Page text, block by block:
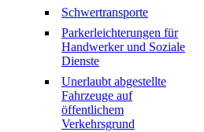
Schwertransporte
Parkerleichterungen für
Handwerker und Soziale
Dienste
Unerlaubt abgestellte
Fahrzeuge auf
öffentlichem
Verkehrsgrund